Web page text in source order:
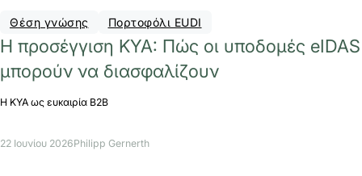
Θέση γνώσης Πορτοφόλι EUDI
Η προσέγγιση KYA: Πώς οι υποδομές eIDAS
μπορούν να διασφαλίζουν
Η KYA ως ευκαιρία B2B
22 Ιουνίου 2026Philipp Gernerth